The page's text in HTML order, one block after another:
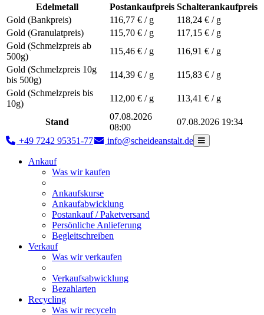
Edelmetall
Postankaufpreis Schalterankaufpreis
Gold (Bankpreis)
116,77 € / g 118,24 € / g
Gold (Granulatpreis)
115,70 € / g 117,15 € / g
Gold (Schmelzpreis ab
500g)
115,46 € / g 116,91 € / g
Gold (Schmelzpreis 10g
bis 500g)
114,39 € / g 115,83 € / g
Gold (Schmelzpreis bis
10g)
112,00 € / g 113,41 € / g
Stand
07.08.2026
08:00
07.08.2026 19:34
+49 7242 95351-77 info@scheideanstalt.de
Ankauf
Was wir kaufen
Ankaufskurse
Ankaufabwicklung
Postankauf / Paketversand
Persönliche Anlieferung
Begleitschreiben
Verkauf
Was wir verkaufen
Verkaufsabwicklung
Bezahlarten
Recycling
Was wir recyceln